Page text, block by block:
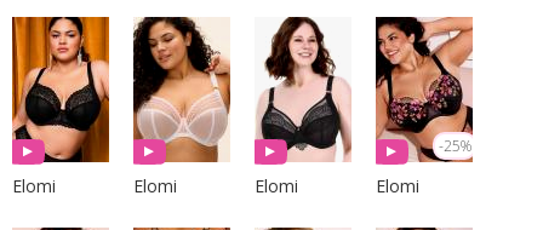
Elomi Elomi Elomi
-25%
Elomi